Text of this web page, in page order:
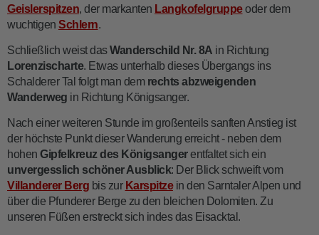
Geislerspitzen, der markanten Langkofelgruppeoder dem
wuchtigen Schlern.
Schließlich weist dasWanderschild Nr. 8A in Richtung
Lorenzischarte. Etwas unterhalb dieses Übergangs ins
Schalderer Tal folgt man dem rechts abzweigenden
Wanderweg in Richtung Königsanger.
Nach einer weiteren Stunde im großenteils sanften Anstieg ist
der höchste Punkt dieser Wanderung erreicht - neben dem
hohen Gipfelkreuz des Königsangerentfaltet sich ein
unvergesslich schöner Ausblick: Der Blick schweift vom
Villanderer Berg bis zur Karspitzein den Sarntaler Alpen und
über die Pfunderer Berge zu den bleichen Dolomiten. Zu
unseren Füßen erstreckt sich indes das Eisacktal.